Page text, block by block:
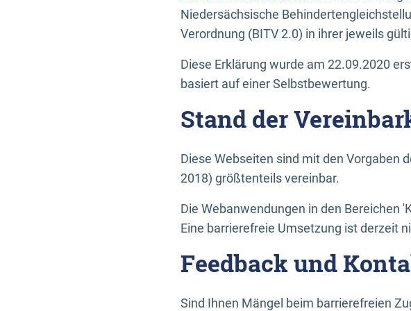
Niedersächsische
Verordnung (BITV 2.0) in ihrer jeweils
Diese Erklärung wurde am 22.09.2020
basiert auf einer Selbstbewertung.
Stand der
Diese Webseiten sind mit den Vorgaben
2018) größtenteils vereinbar.
Die Webanwendungen in den Bereichen
Eine barrierefreie Umsetzung ist derzeit
Feedback und
Sind Ihnen Mängel beim barrierefreien